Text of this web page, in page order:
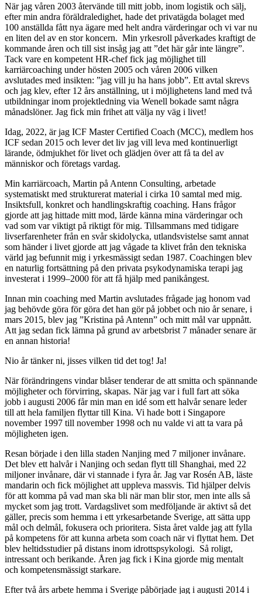
När jag våren 2003 återvände till mitt jobb, inom logistik och sälj,
efter min andra föräldraledighet, hade det privatägda bolaget med
100 anställda fått nya ägare med helt andra värderingar och vi var nu
en liten del av en stor koncern. Min yrkesroll påverkades kraftigt de
kommande åren och till sist insåg jag att ”det här går inte längre”.
Tack vare en kompetent HR-chef fick jag möjlighet till
karriärcoaching under hösten 2005 och våren 2006 vilken
avslutades med insikten: ”jag vill ju ha hans jobb”. Ett avtal skrevs
och jag klev, efter 12 års anställning, ut i möjlighetens land med två
utbildningar inom projektledning via Wenell bokade samt några
månadslöner. Jag fick min frihet att välja ny väg i livet!
Idag, 2022, är jag ICF Master Certified Coach (MCC), medlem hos
ICF sedan 2015 och lever det liv jag vill leva med kontinuerligt
lärande, ödmjukhet för livet och glädjen över att få ta del av
människor och företags vardag.
Min karriärcoach, Martin på Antenn Consulting, arbetade
systematiskt med strukturerat material i cirka 10 samtal med mig.
Insiktsfull, konkret och handlingskraftig coaching. Hans frågor
gjorde att jag hittade mitt mod, lärde känna mina värderingar och
vad som var viktigt på riktigt för mig. Tillsammans med tidigare
livserfarenheter från en svår skidolycka, utlandsvistelse samt annat
som händer i livet gjorde att jag vågade ta klivet från den tekniska
värld jag befunnit mig i yrkesmässigt sedan 1987. Coachingen blev
en naturlig fortsättning på den privata psykodynamiska terapi jag
investerat i 1999–2000 för att få hjälp med panikångest.
Innan min coaching med Martin avslutades frågade jag honom vad
jag behövde göra för göra det han gör på jobbet och nio år senare, i
mars 2015, blev jag ”Kristina på Antenn” och mitt mål var uppnått.
Att jag sedan fick lämna på grund av arbetsbrist 7 månader senare är
en annan historia!
Nio år tänker ni, jisses vilken tid det tog! Ja!
När förändringens vindar blåser tenderar de att smitta och spännande
möjligheter och förvirring, skapas. När jag var i full fart att söka
jobb i augusti 2006 får min man en idé som ett halvår senare leder
till att hela familjen flyttar till Kina. Vi hade bott i Singapore
november 1997 till november 1998 och nu valde vi att ta vara på
möjligheten igen.
Resan började i den lilla staden Nanjing med 7 miljoner invånare.
Det blev ett halvår i Nanjing och sedan flytt till Shanghai, med 22
miljoner invånare, där vi stannade i fyra år. Jag var Rosén AB, läste
mandarin och fick möjlighet att uppleva massvis. Tid hjälper delvis
för att komma på vad man ska bli när man blir stor, men inte alls så
mycket som jag trott. Vardagslivet som medföljande är aktivt så det
gäller, precis som hemma i ett yrkesarbetande Sverige, att sätta upp
mål och delmål, fokusera och prioritera. Sista året valde jag att fylla
på kompetens för att kunna arbeta som coach när vi flyttat hem. Det
blev heltidsstudier på distans inom idrottspsykologi. Så roligt,
intressant och berikande. Åren jag fick i Kina gjorde mig mentalt
och kompetensmässigt starkare.
Efter två års arbete hemma i Sverige påbörjade jag i augusti 2014 i